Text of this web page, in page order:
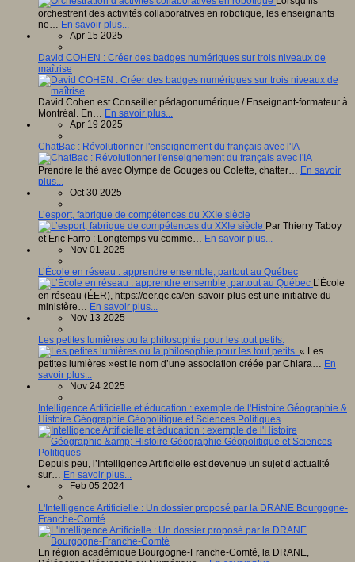
orchestrent des activités collaboratives en robotique, les enseignants
ne… En savoir plus...
Apr 15 2025
David COHEN : Créer des badges numériques sur trois niveaux de
maîtrise
David Cohen est Conseiller pédagonumérique / Enseignant-formateur à
Montréal. En… En savoir plus...
Apr 19 2025
ChatBac : Révolutionner l'enseignement du français avec l'IA
Prendre le thé avec Olympe de Gouges ou Colette, chatter… En savoir
plus...
Oct 30 2025
L’esport, fabrique de compétences du XXIe siècle
Par Thierry Taboy
et Eric Farro : Longtemps vu comme… En savoir plus...
Nov 01 2025
L’École en réseau : apprendre ensemble, partout au Québec
L’École
en réseau (ÉER), https://eer.qc.ca/en-savoir-plus est une initiative du
ministère… En savoir plus...
Nov 13 2025
Les petites lumières ou la philosophie pour les tout petits.
« Les
petites lumières »est le nom d’une association créée par Chiara… En
savoir plus...
Nov 24 2025
Intelligence Artificielle et éducation : exemple de l'Histoire Géographie &
Histoire Géographie Géopolitique et Sciences Politiques
Depuis peu, l’Intelligence Artificielle est devenue un sujet d’actualité
sur… En savoir plus...
Feb 05 2024
L'Intelligence Artificielle : Un dossier proposé par la DRANE Bourgogne-
Franche-Comté
En région académique Bourgogne-Franche-Comté, la DRANE,